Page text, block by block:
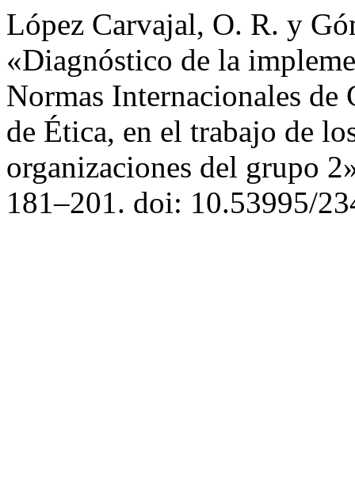
López Carvajal, O. R. y
«Diagnóstico de la
Normas Internacionales
de Ética, en el trabajo de
organizaciones del grupo
181–201. doi: 10.53995/